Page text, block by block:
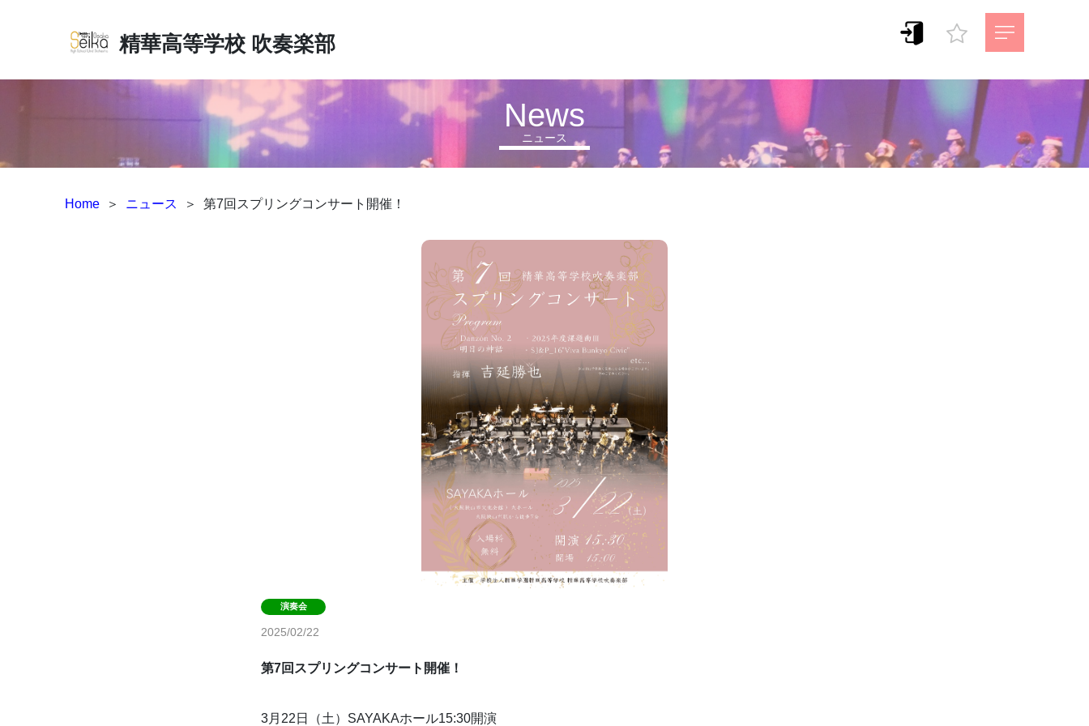
精華高等学校 吹奏楽部
ニュース
News
Home ＞ ニュース ＞ 第7回スプリングコンサート開催！
2025/02/22
第7回スプリングコンサート開催！
3月22日（土）SAYAKAホール15:30開演